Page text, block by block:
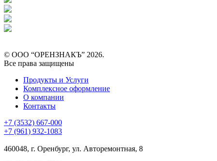
© ООО “ОРЕНЗНАКЪ” 2026.
Все права защищены
Продукты и Услуги
Комплексное оформление
О компании
Контакты
+7 (3532) 667-000
+7 (961) 932-1083
460048, г. Оренбург, ул. Авторемонтная, 8